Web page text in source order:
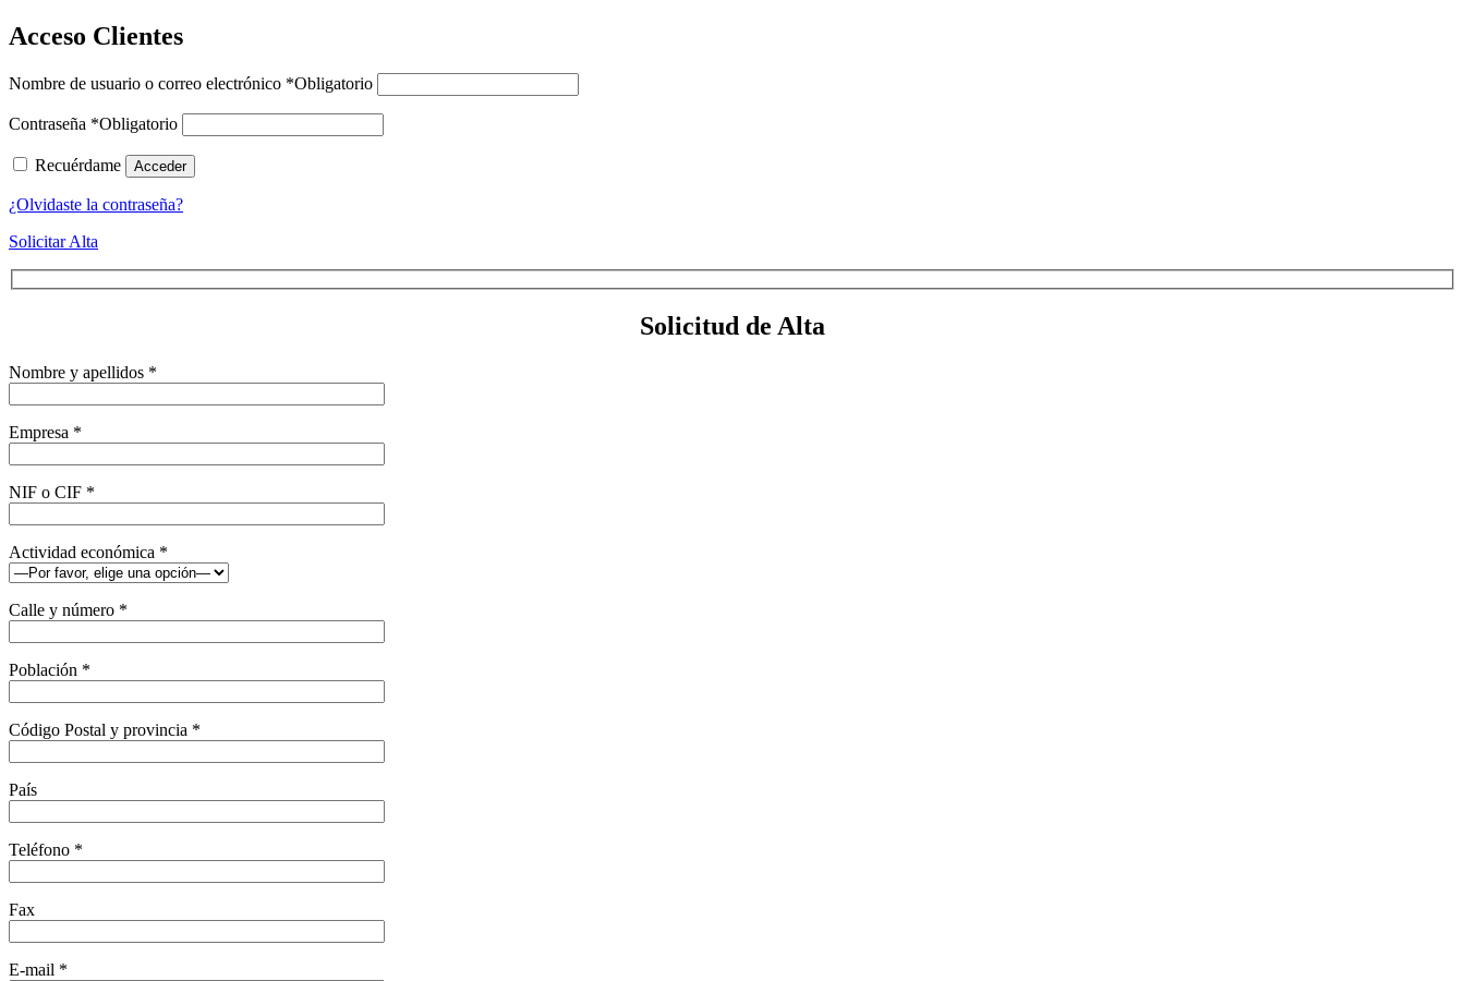
Acceso Clientes
Nombre de usuario o correo electrónico *Obligatorio
Contraseña *Obligatorio
Recuérdame Acceder
¿Olvidaste la contraseña?
Solicitar Alta
Solicitud de Alta
Nombre y apellidos *
Empresa *
NIF o CIF *
Actividad económica *
Calle y número *
Población *
Código Postal y provincia *
País
Teléfono *
Fax
E-mail *